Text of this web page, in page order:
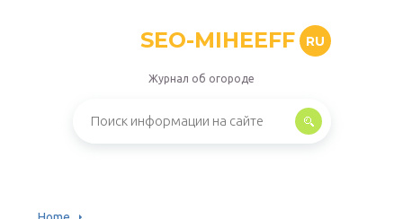
SEO-MIHEEFF RU
Журнал об огороде